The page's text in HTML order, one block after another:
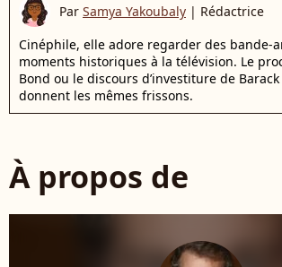
Par Samya Yakoubaly | Rédactrice
Cinéphile, elle adore regarder des bande-
moments historiques à la télévision. Le
Bond ou le discours d’investiture de
donnent les mêmes frissons.
À propos de